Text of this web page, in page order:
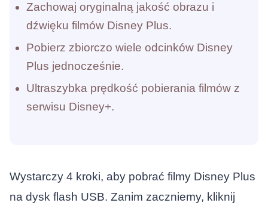
Zachowaj oryginalną jakość obrazu i
dźwięku filmów Disney Plus.
Pobierz zbiorczo wiele odcinków Disney
Plus jednocześnie.
Ultraszybka prędkość pobierania filmów z
serwisu Disney+.
Wystarczy 4 kroki, aby pobrać filmy Disney Plus
na dysk flash USB. Zanim zaczniemy, kliknij